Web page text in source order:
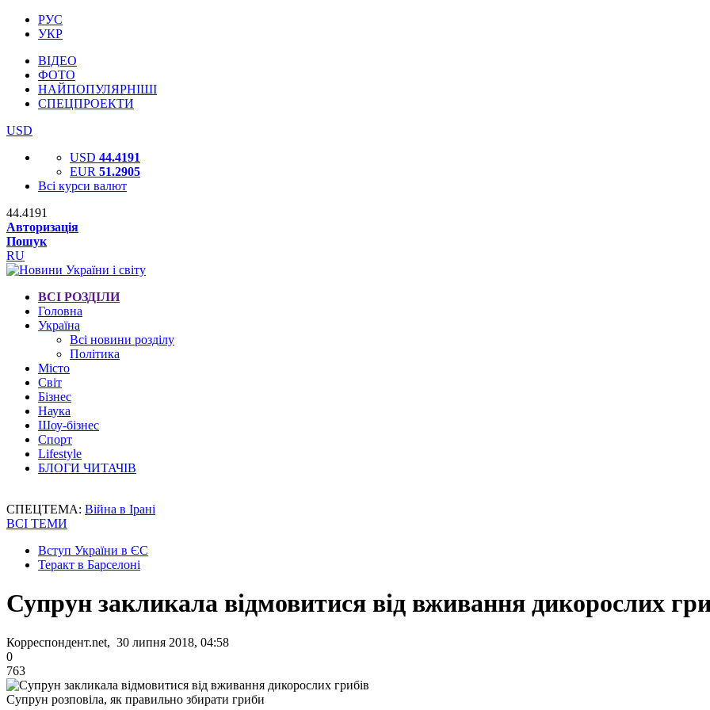
РУС
УКР
ВІДЕО
ФОТО
НАЙПОПУЛЯРНІШІ
СПЕЦПРОЕКТИ
USD
USD 44.4191
EUR 51.2905
Всі курси валют
44.4191
Авторизація
Пошук
RU
ВСІ РОЗДІЛИ
Головна
Україна
Всі новини розділу
Політика
Місто
Світ
Бізнес
Наука
Шоу-бізнес
Спорт
Lifestyle
БЛОГИ ЧИТАЧІВ
СПЕЦТЕМА: Війна в Ірані
ВСІ ТЕМИ
Вступ України в ЄС
Теракт в Барселоні
Супрун закликала відмовитися від вживання дикорослих
Корреспондент.net, 30 липня 2018, 04:58
0
763
Супрун розповіла, як правильно збирати гриби